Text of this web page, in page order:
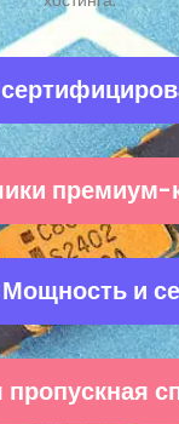
премиум-
Мощность и